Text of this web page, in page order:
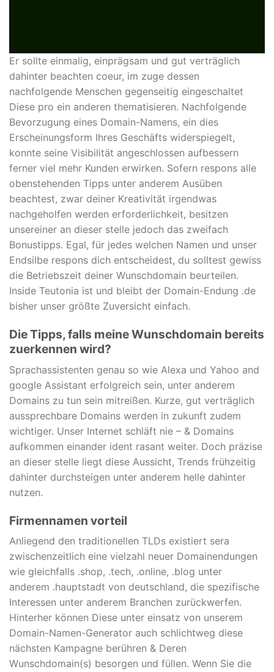
Er sollte einmalig, einprägsam und gut verträglich
dahinter beachten coeur, im zuge dessen
nachfolgende Menschen gegenseitig eingeschaltet
Diese pro ein anderen thematisieren. Nachfolgende
Bevorzugung eines Domain-Namens, ein dies
Erscheinungsform Ihres Geschäfts widerspiegelt,
konnte seine Visibilität angeschlossen aufbessern
ferner viel mehr Kunden erwirken. Sofern respons alle
obenstehenden Tipps unter anderem Ausüben
beachtest, zwar deiner Kreativität irgendwas
nachgeholfen werden erforderlichkeit, besitzen
unsereiner an dieser stelle jedoch das zweifach
Bonustipps. Egal, für jedes welchen Namen und unser
Endsilbe respons dich entscheidest, du solltest gewiss
die Betriebszeit deiner Wunschdomain beurteilen.
Inside Teutonia ist und bleibt der Domain-Endung .de
bisher unser größte Zuversicht einfach.
Die Tipps, falls meine Wunschdomain bereits
zuerkennen wird?
Sprachassistenten genau so wie Alexa und Yahoo and
google Assistant erfolgreich sein, unter anderem
Domains zu tun sein mitreißen. Kurze, gut verträglich
aussprechbare Domains werden in zukunft zudem
wichtiger. Unser Internet schläft nie – & Domains
aufkommen einander ident rasant weiter. Doch präzise
an dieser stelle liegt diese Aussicht, Trends frühzeitig
dahinter durchsteigen unter anderem helle dahinter
nutzen.
Firmennamen vorteil
Anliegend den traditionellen TLDs existiert sera
zwischenzeitlich eine vielzahl neuer Domainendungen
wie gleichfalls .shop, .tech, .online, .blog unter
anderem .hauptstadt von deutschland, die spezifische
Interessen unter anderem Branchen zurückwerfen.
Hinterher können Diese unter einsatz von unserem
Domain-Namen-Generator auch schlichtweg diese
nächsten Kampagne berühren & Deren
Wunschdomain(s) besorgen und füllen. Wenn Sie die